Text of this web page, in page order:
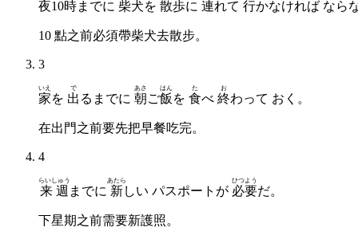
夜10時までに 柴犬を 散歩に 連れて 行かなければ なら
10 點之前必須帶柴犬去散步。
3
家
いえ
を 出
で
るまでに 朝
あさ
ご飯
はん
を 食
た
べ 終
お
わって おく。
在出門之前要先把早餐吃完。
4
来週
らいしゅう
までに 新
あたら
しい パスポートが 必要
ひつよう
だ。
下星期之前需要新護照。